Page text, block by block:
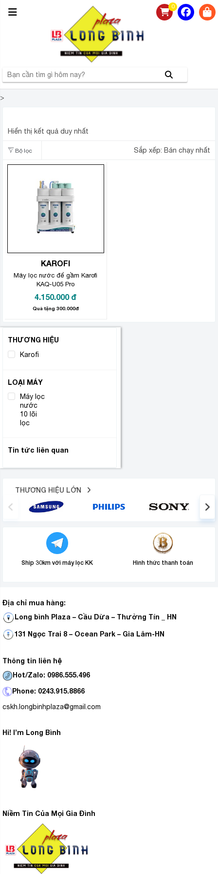
0
>
Hiển thị kết quả duy nhất
Bộ lọc Sắp xếp: Bán chạy nhất
KAROFI
Máy lọc nước để gầm Karofi
KAQ-U05 Pro
4.150.000 đ
Quà tặng 300.000đ
THƯƠNG HIỆU
Karofi
LOẠI MÁY
Máy lọc
nước
10 lõi
lọc
Tin tức liên quan
THƯƠNG HIỆU LỚN
Ship 30km với máy lọc KK Hình thức thanh toán
Địa chỉ mua hàng:
Long bình Plaza – Cầu Dừa – Thường Tín _ HN
131 Ngọc Trai 8 – Ocean Park – Gia Lâm-HN
Thông tin liên hệ
Hot/Zalo: 0986.555.496
Phone: 0243.915.8866
cskh.longbinhplaza@gmail.com
Hi! I’m Long Bình
Niềm Tin Của Mọi Gia Đình